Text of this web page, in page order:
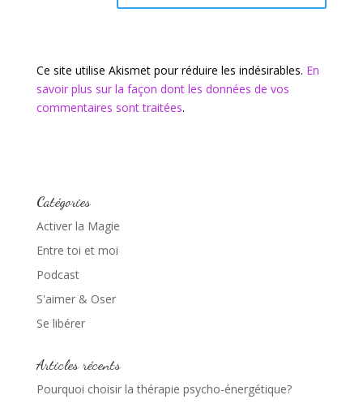
Ce site utilise Akismet pour réduire les indésirables. En
savoir plus sur la façon dont les données de vos
commentaires sont traitées.
Catégories
Activer la Magie
Entre toi et moi
Podcast
S'aimer & Oser
Se libérer
Articles récents
Pourquoi choisir la thérapie psycho-énergétique?